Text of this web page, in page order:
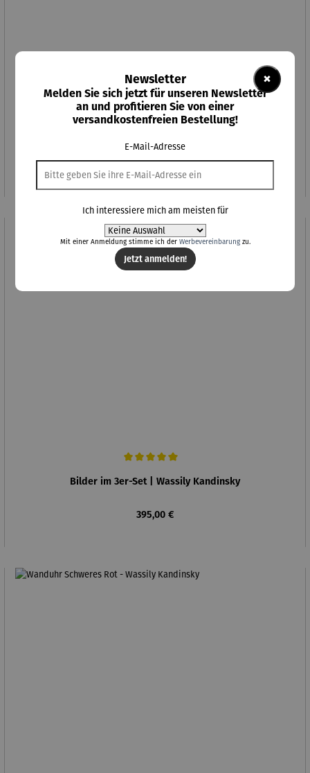
Kandinsky
Regulärer Preis:
138,00 €
Bilder im 3er-Set | Wassily Kandinsky
Regulärer Preis:
395,00 €
×
Newsletter
Melden Sie sich jetzt für unseren Newsletter
an und profitieren Sie von einer
versandkostenfreien Bestellung!
E-Mail-Adresse
Ich interessiere mich am meisten für
Mit einer Anmeldung stimme ich der Werbevereinbarungzu.
Jetzt anmelden!